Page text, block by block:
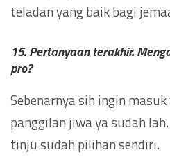
teladan yang baik bagi
15. Pertanyaan terakhir.
pro?
Sebenarnya sih ingin
panggilan jiwa ya sudah
tinju sudah pilihan sendiri.